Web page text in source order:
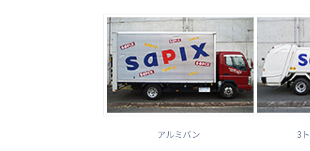
アルミバン 3